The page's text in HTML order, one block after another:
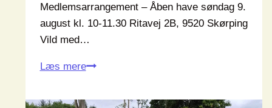
Medlemsarrangement – Åben have søndag 9.
august kl. 10-11.30 Ritavej 2B, 9520 Skørping
Vild med…
Læs mereMichael
på